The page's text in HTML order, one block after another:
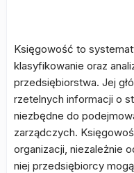
Księgowość to
klasyfikowanie oraz
przedsiębiorstwa. Jej
rzetelnych informacji o
niezbędne do
zarządczych.
organizacji, niezależnie
niej przedsiębiorcy